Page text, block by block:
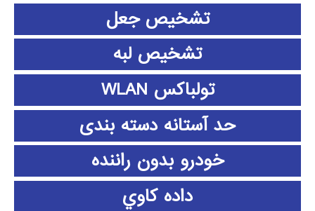
تشخیص جعل
تشخیص لبه
تولباکس WLAN
حد آستانه دسته بندی
خودرو بدون راننده
داده كاوي